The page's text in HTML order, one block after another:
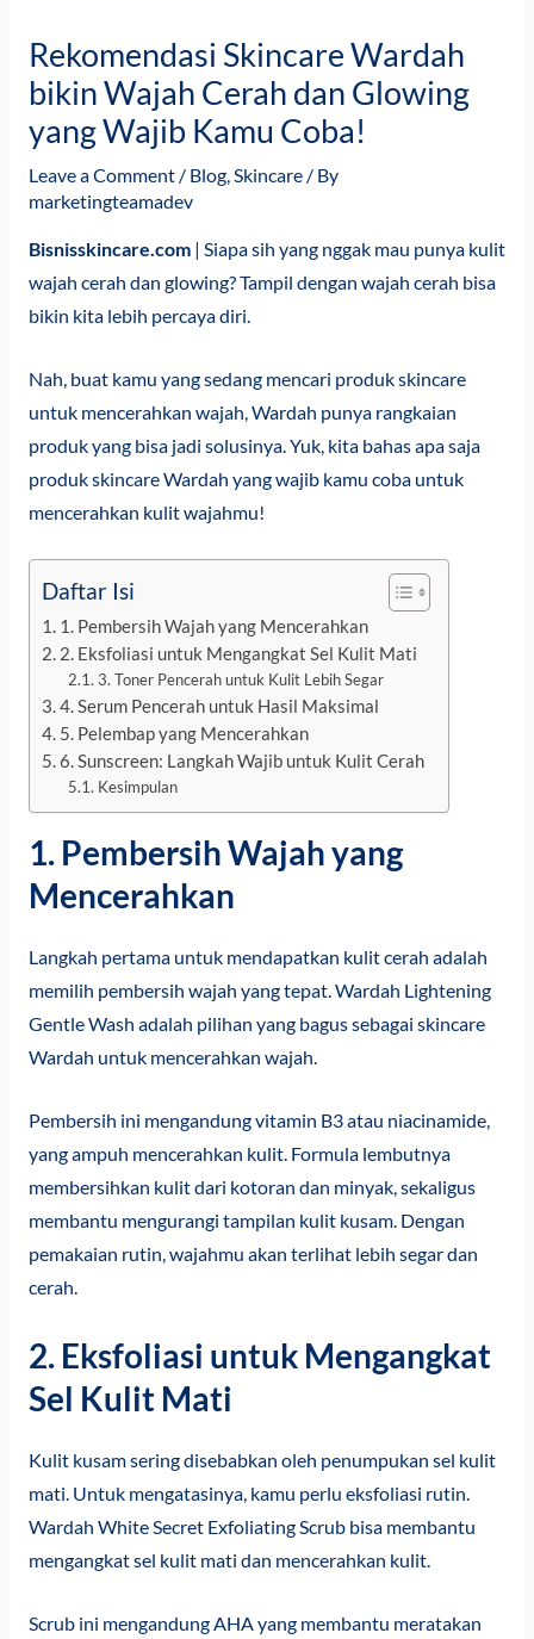
Rekomendasi Skincare Wardah
bikin Wajah Cerah dan Glowing
yang Wajib Kamu Coba!
Leave a Comment / Blog,Skincare/ By
marketingteamadev
Bisnisskincare.com| Siapa sih yang nggak mau punya kulit
wajah cerah dan glowing? Tampil dengan wajah cerah bisa
bikin kita lebih percaya diri.
Nah, buat kamu yang sedang mencari produk skincare
untuk mencerahkan wajah, Wardah punya rangkaian
produk yang bisa jadi solusinya. Yuk, kita bahas apa saja
produk skincare Wardah yang wajib kamu coba untuk
mencerahkan kulit wajahmu!
Daftar Isi
1. Pembersih Wajah yang Mencerahkan
2. Eksfoliasi untuk Mengangkat Sel Kulit Mati
3. Toner Pencerah untuk Kulit Lebih Segar
4. Serum Pencerah untuk Hasil Maksimal
5. Pelembap yang Mencerahkan
6. Sunscreen: Langkah Wajib untuk Kulit Cerah
Kesimpulan
1. Pembersih Wajah yang
Mencerahkan
Langkah pertama untuk mendapatkan kulit cerah adalah
memilih pembersih wajah yang tepat. Wardah Lightening
Gentle Wash adalah pilihan yang bagus sebagai skincare
Wardah untuk mencerahkan wajah.
Pembersih ini mengandung vitamin B3 atau niacinamide,
yang ampuh mencerahkan kulit. Formula lembutnya
membersihkan kulit dari kotoran dan minyak, sekaligus
membantu mengurangi tampilan kulit kusam. Dengan
pemakaian rutin, wajahmu akan terlihat lebih segar dan
cerah.
2. Eksfoliasi untuk Mengangkat
Sel Kulit Mati
Kulit kusam sering disebabkan oleh penumpukan sel kulit
mati. Untuk mengatasinya, kamu perlu eksfoliasi rutin.
Wardah White Secret Exfoliating Scrub bisa membantu
mengangkat sel kulit mati dan mencerahkan kulit.
Scrub ini mengandung AHA yang membantu meratakan